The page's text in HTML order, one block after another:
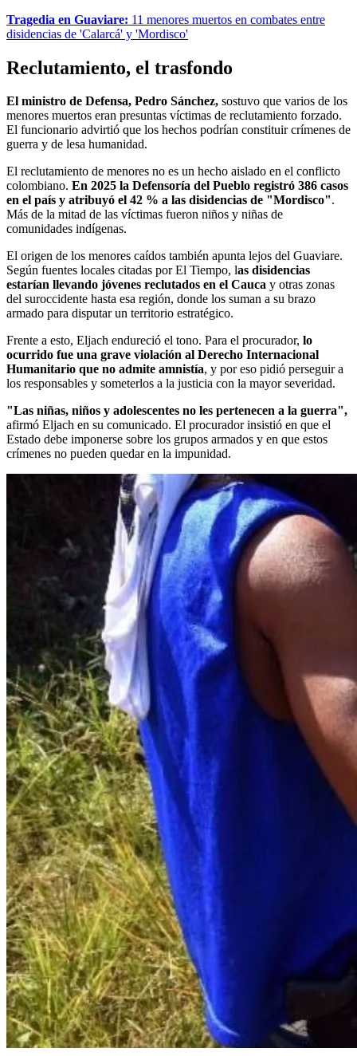
Tragedia en Guaviare: 11 menores muertos en combates entre
disidencias de 'Calarcá' y 'Mordisco'
Reclutamiento, el trasfondo
El ministro de Defensa, Pedro Sánchez, sostuvo que varios de los
menores muertos eran presuntas víctimas de reclutamiento forzado.
El funcionario advirtió que los hechos podrían constituir crímenes de
guerra y de lesa humanidad.
El reclutamiento de menores no es un hecho aislado en el conflicto
colombiano. En 2025 la Defensoría del Pueblo registró 386 casos
en el país y atribuyó el 42 % a las disidencias de "Mordisco".
Más de la mitad de las víctimas fueron niños y niñas de
comunidades indígenas.
El origen de los menores caídos también apunta lejos del Guaviare.
Según fuentes locales citadas por El Tiempo, las disidencias
estarían llevando jóvenes reclutados en el Cauca y otras zonas
del suroccidente hasta esa región, donde los suman a su brazo
armado para disputar un territorio estratégico.
Frente a esto, Eljach endureció el tono. Para el procurador, lo
ocurrido fue una grave violación al Derecho Internacional
Humanitario que no admite amnistía, y por eso pidió perseguir a
los responsables y someterlos a la justicia con la mayor severidad.
"Las niñas, niños y adolescentes no les pertenecen a la guerra",
afirmó Eljach en su comunicado. El procurador insistió en que el
Estado debe imponerse sobre los grupos armados y en que estos
crímenes no pueden quedar en la impunidad.